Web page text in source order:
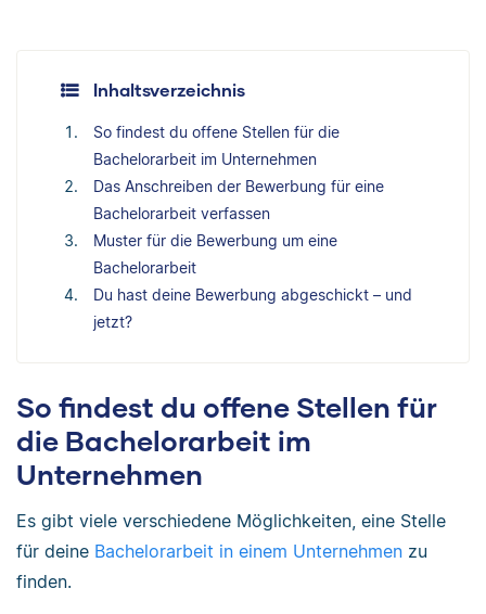
Inhaltsverzeichnis
So findest du offene Stellen für die
Bachelorarbeit im Unternehmen
Das Anschreiben der Bewerbung für eine
Bachelorarbeit verfassen
Muster für die Bewerbung um eine
Bachelorarbeit
Du hast deine Bewerbung abgeschickt – und
jetzt?
So findest du offene Stellen für
die Bachelorarbeit im
Unternehmen
Es gibt viele verschiedene Möglichkeiten, eine Stelle
für deine Bachelorarbeit in einem Unternehmen zu
finden.